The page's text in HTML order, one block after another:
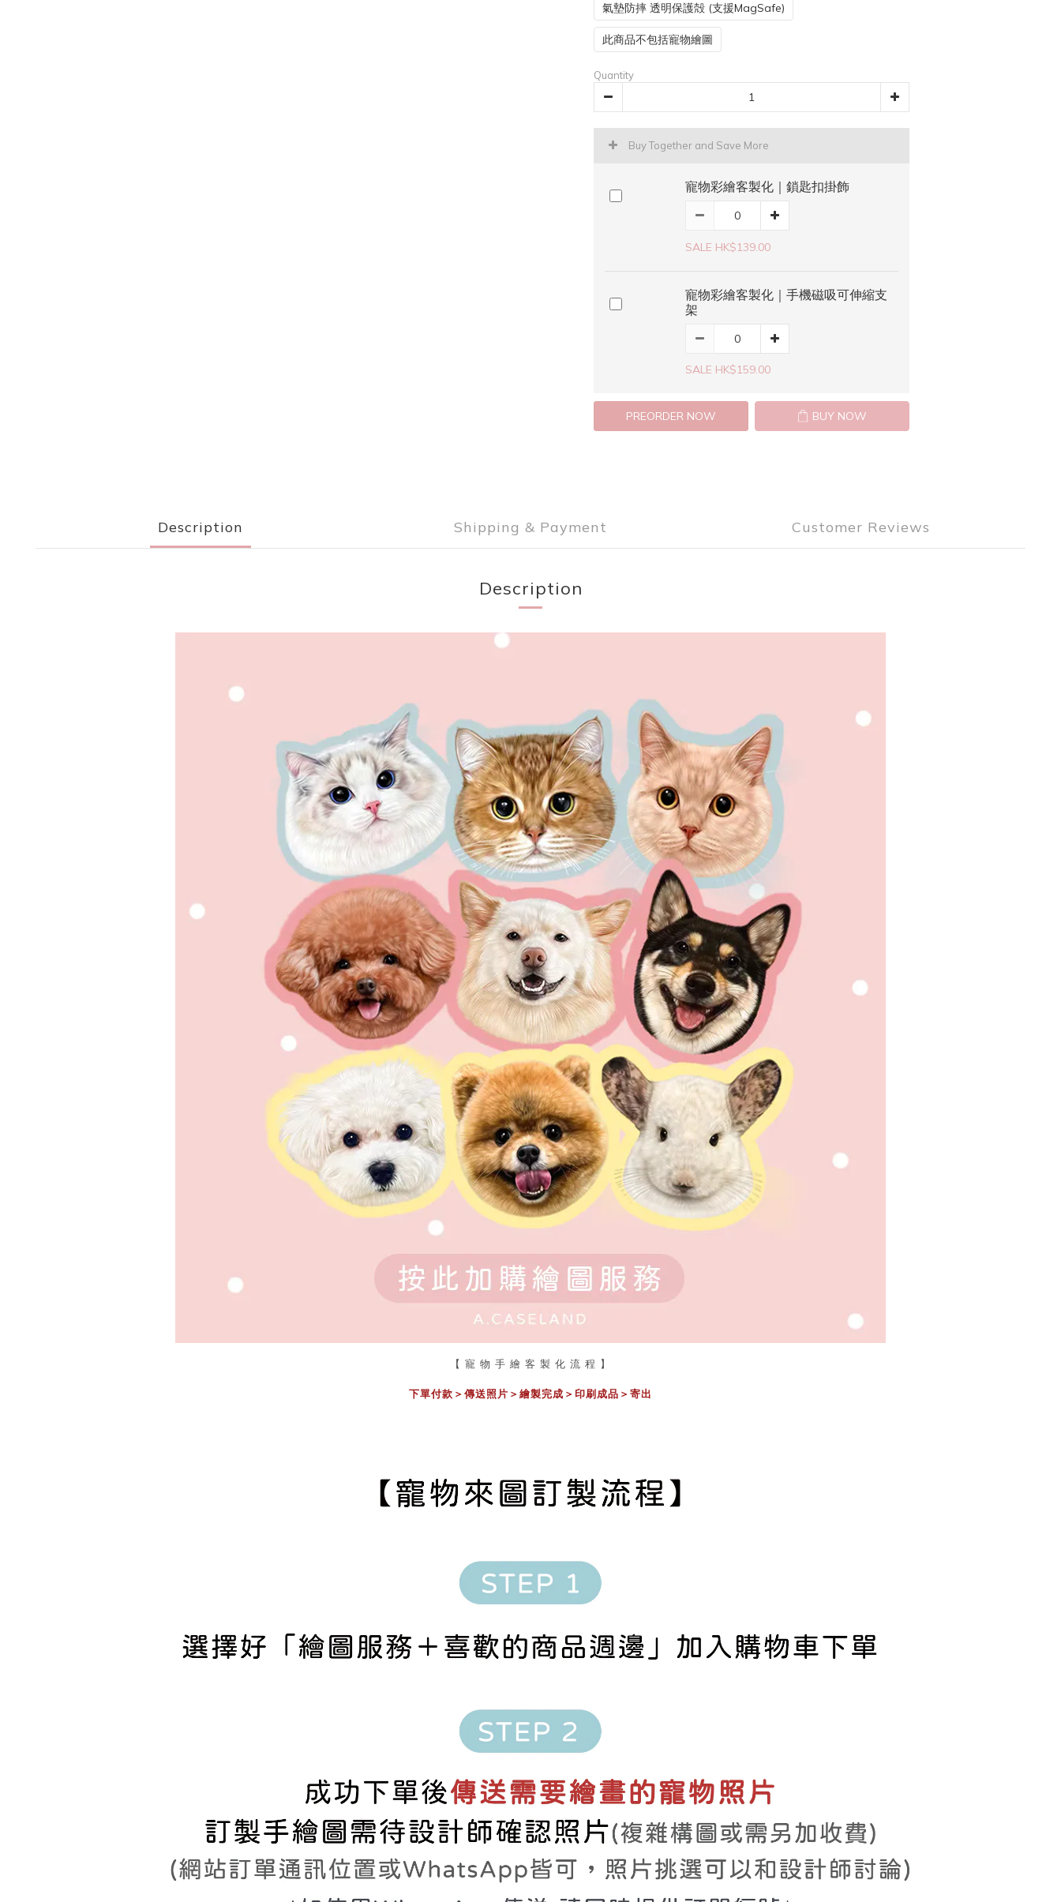
氣墊防摔 透明保護殻 (支援MagSafe)
此商品不包括寵物繪圖
Quantity
Buy Together and Save More
寵物彩繪客製化｜鎖匙扣掛飾
SALE HK$139.00
寵物彩繪客製化｜手機磁吸可伸縮支
架
SALE HK$159.00
PREORDER NOW BUY NOW
Description Shipping & Payment Customer Reviews
Description
【 寵 物 手 繪 客 製 化 流 程 】
下單付款＞傳送照片 ＞ 繪製完成 ＞ 印刷成品 ＞ 寄出